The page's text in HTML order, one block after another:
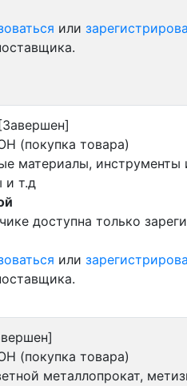
или
[Завершен]
(покупка товара)
материалы, инструменты
и т.д
доступна только
или
(покупка товара)
металлопрокат,